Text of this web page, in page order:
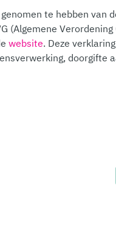
te hebben van
(Algemene
website. Deze
doorgifte